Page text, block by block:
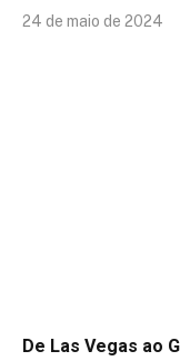
24 de maio de 2024
De Las Vegas ao